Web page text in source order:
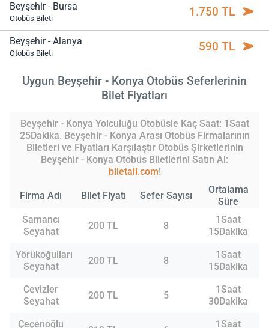
Beyşehir - Bursa
Otobüs Bileti 1.750 TL
Beyşehir - Alanya
Otobüs Bileti 590 TL
Uygun Beyşehir - Konya Otobüs Seferlerinin
Bilet Fiyatları
Beyşehir - Konya Yolculuğu Otobüsle Kaç Saat: 1Saat
25Dakika. Beyşehir - Konya Arası Otobüs Firmalarının
Biletleri ve Fiyatları Karşılaştır Otobüs Şirketlerinin
Beyşehir - Konya Otobüs Biletlerini Satın Al:
biletall.com!
Firma Adı Bilet Fiyatı Sefer Sayısı
Ortalama
Süre
Samancı
Seyahat
200 TL 8
1Saat
15Dakika
Yörükoğulları
Seyahat
200 TL 8
1Saat
15Dakika
Cevizler
Seyahat
200 TL 5
1Saat
30Dakika
Çeçenoğlu
1Saat